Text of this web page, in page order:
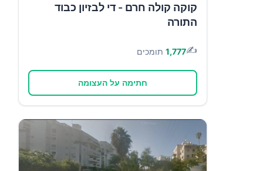
קוקה קולה חרם - די לבזיון כבוד
התורה
✍️
1,777 תומכים
חתימה על העצומה